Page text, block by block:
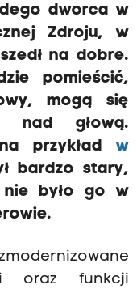
dworca w
Zdroju, w
na dobre.
pomieścić,
mogą się
nad głową.
przykładw
bardzo stary,
było go w
oraz funkcji